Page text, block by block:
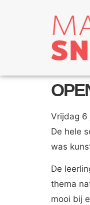
Vrijdag 6
De hele
was
De
thema
mooi bij